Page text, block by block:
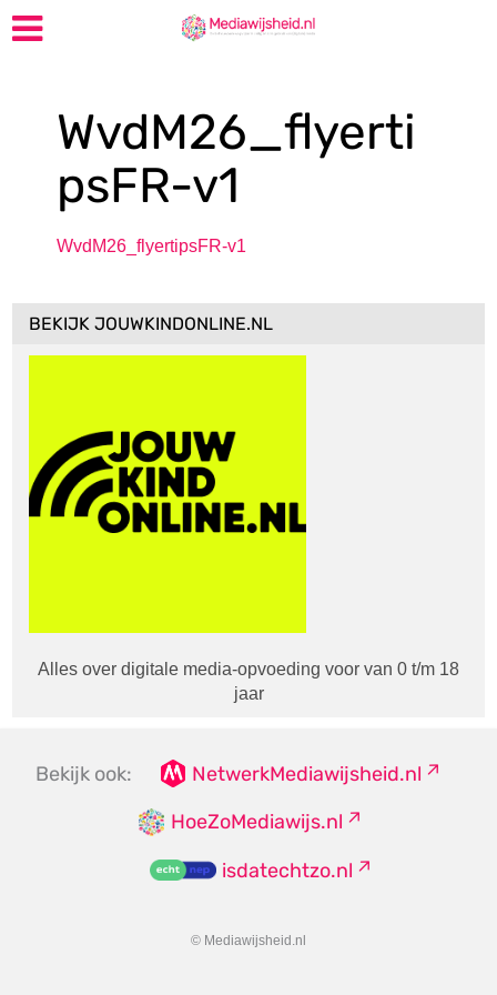
WvdM26_flyerti
psFR-v1
WvdM26_flyertipsFR-v1
BEKIJK JOUWKINDONLINE.NL
Alles over digitale media-opvoeding voor van 0 t/m 18
jaar
Bekijk ook:
NetwerkMediawijsheid.nl
HoeZoMediawijs.nl
isdatechtzo.nl
© Mediawijsheid.nl